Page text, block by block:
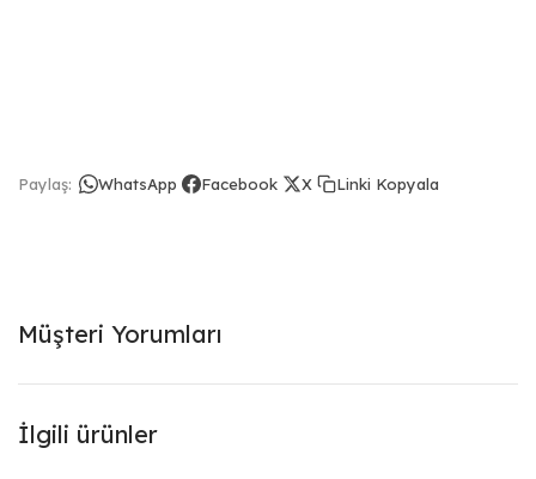
Paylaş: WhatsApp Facebook X Linki Kopyala
Müşteri Yorumları
İlgili ürünler